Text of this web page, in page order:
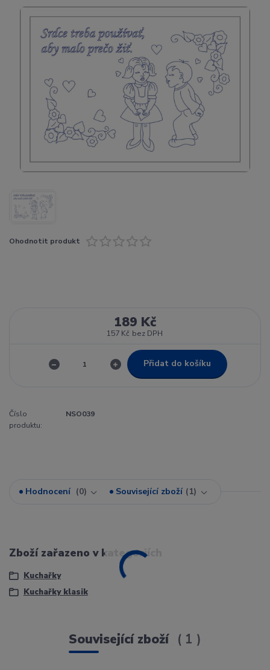
Ohodnotit produkt
189 Kč
157 Kč bez DPH
Přidat do košíku
Číslo
produktu:
NSO039
Hodnocení 0 Související zboží 1
Zboží zařazeno v kategoriích
Kuchařky
Kuchařky klasik
Související zboží 1